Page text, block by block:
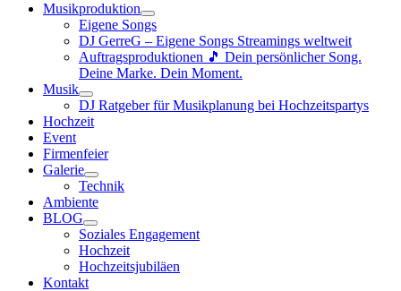
Musikproduktion
Eigene Songs
DJ GerreG – Eigene Songs Streamings weltweit
Auftragsproduktionen 🎵 Dein persönlicher Song.
Deine Marke. Dein Moment.
Musik
DJ Ratgeber für Musikplanung bei Hochzeitspartys
Hochzeit
Event
Firmenfeier
Galerie
Technik
Ambiente
BLOG
Soziales Engagement
Hochzeit
Hochzeitsjubiläen
Kontakt